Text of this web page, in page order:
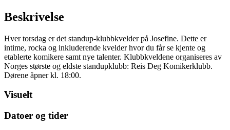
Beskrivelse
Hver torsdag er det standup-klubbkvelder på Josefine. Dette er
intime, rocka og inkluderende kvelder hvor du får se kjente og
etablerte komikere samt nye talenter. Klubbkveldene organiseres av
Norges største og eldste standupklubb: Reis Deg Komikerklubb.
Dørene åpner kl. 18:00.
Visuelt
Datoer og tider